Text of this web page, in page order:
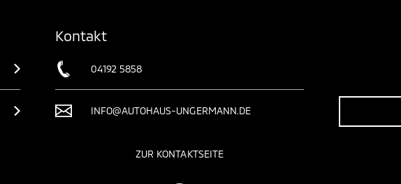
Kontakt
04192 5858
INFO@AUTOHAUS-UNGERMANN.DE
ZUR KONTAKTSEITE